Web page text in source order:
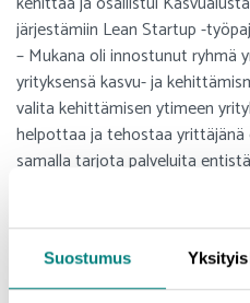
Suostumus
järjestämiin Lean Startup -
– Mukana oli innostunut ryhmä
yrityksensä kasvu- ja
valita kehittämisen ytimeen
helpottaa ja tehostaa
samalla tarjota palveluita
Digiprojektin alkuun
Purkukolmio Oy:nNiina Ala-